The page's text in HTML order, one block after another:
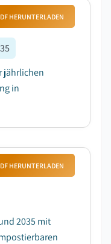
HERUNTERLADEN
jährlichen
in
HERUNTERLADEN
2035 mit